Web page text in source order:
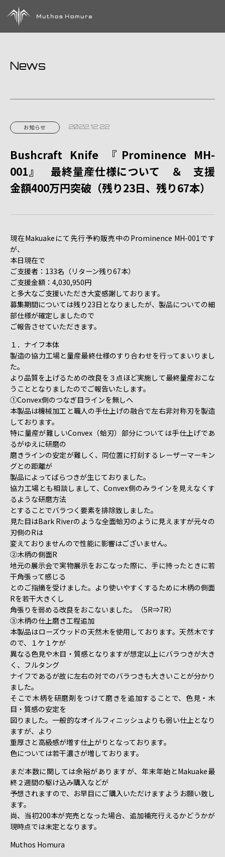
News
お知らせ 2022.12.22
Bushcraft Knife 『Prominence MH-
001』 最終量産仕様について ＆ 支援
金額400万円突破（残り23日、残り67本）
現在Makuakeにて先行予約販売中のProminence MH-001です
が、
本日現在で
ご支援者：133名（リターン残り67本）
ご支援金額：4,030,950円
と多大なご支援いただき大変感謝しております。
募集期間については残り23日となりましたが、製品についての細
部仕様が確定しましたので
ご報告させていただきます。
１．ナイフ本体
製造の協力工場と量産最終仕様のすり合わせを行ってまいりまし
た。
より品質を上げるための改良を３点ほど実施して最終量産おこな
うこととなりましたのでご報告いたします。
①Convex側のつなぎ目ラインを無しへ
本製品は機械加工と職人の手仕上げの融合で左右非対称刃を製造
しております。
特に量産が難しいConvex（蛤刃）部分については手仕上げであ
るがゆえに研磨の
磨きラインの安定が難しく、同位置に打刻するレーザーマーキン
グとの距離が
製品によってばらつきが生じておりました。
協力工場とも相談しまして、Convex側のみラインを見えなくす
るような研磨方法
とすることでバラつく要素を排除致しました。
見た目はBark Riverのような全面蛤刃のように見えますが元々の
刃側のRは
変えておりませんので性能に影響はございません。
②木柄の側面R
地元の展示会で実物展示をおこなった際に、手に持ったときに若
干角張って感じる
とのご指摘を受けました。より使いやすくするために木柄の側面
Rを若干大きくし
角張りを弱める改良をおこないました。（5R⇒7R）
③木柄の仕上磨き工程追加
本製品はローズウッドの天然木を使用しております。天然木です
ので、１ケ１ケが
異なる色見や木目・質感となりますが想定以上にバラつきが大き
く、フルタング
ナイフであるが故に左右の対でのバラつきも大きいことが分かり
ました。
そこで木柄を研磨剤をつけて磨きを追加することで、色見・木
目・質感の安定を
図りました。一般的なオイルフィニッシュよりも弱い仕上となり
ますが、より
重厚さと高級感が増す仕上がりとなっております。
色については若干濃さが増しております。
まだ本数に関しては余裕がありますが、年末年始とMakuake最
終２週間の駆け込み購入などが
予想されますので、お早目にご購入いただけますようお願い致し
ます。
尚、当初200本が完売となった場合、追加補充行えるかどうかが
現時点では未定となります。
Muthos Homura